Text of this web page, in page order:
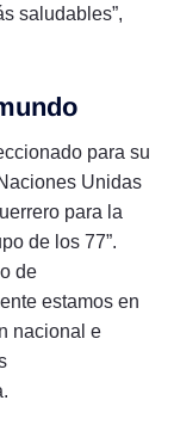
saludables”,
para su
Unidas
para la
de los 77”.
de
estamos en
nacional e